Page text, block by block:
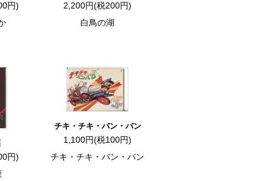
円)
2,200円(税200円)
白鳥の湖
円)
チキ・チキ・バン・バン
1,100円(税100円)
チキ・チキ・バン・バン